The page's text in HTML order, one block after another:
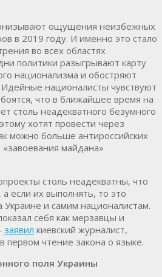
ощущения неизбежных
в 2019 году. И именно это стало
во всех областях
политики разыгрывают карту
национализма и обостряют
националисты чувствуют
что в ближайшее время на
столь неадекватного безумного
хотят провести через
можно больше антироссийских
майдана»
столь неадекватны, что
если их выполнять, то это
и самим националистам.
себя как мерзавцы и
заявил киевский журналист,
первом чтение закона о языке.
поля Украины